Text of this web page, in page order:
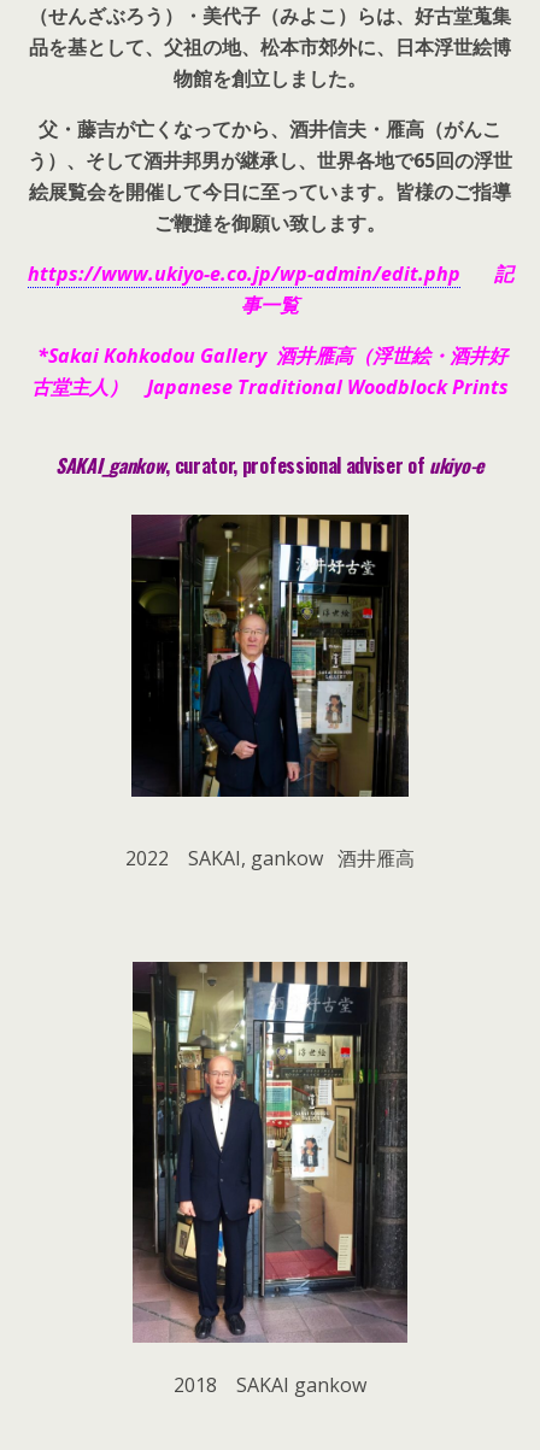
（せんざぶろう）・美代子（みよこ）らは、好古堂蒐集
品を基として、父祖の地、松本市郊外に、日本浮世絵博
物館を創立しました。
父・藤吉が亡くなってから、酒井信夫・雁高（がんこ
う）、そして酒井邦男が継承し、世界各地で65回の浮世
絵展覧会を開催して今日に至っています。皆様のご指導
ご鞭撻を御願い致します。
https://www.ukiyo-e.co.jp/wp-admin/edit.php 記
事一覧
*Sakai Kohkodou Gallery 酒井雁高（浮世絵・酒井好
古堂主人） Japanese Traditional Woodblock Prints
SAKAI_gankow, curator, professional adviser of ukiyo-e
2022 SAKAI, gankow 酒井雁高
2018 SAKAI gankow